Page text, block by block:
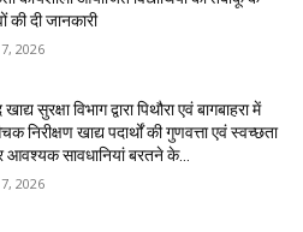
की दी जानकारी
2026
सुरक्षा विभाग द्वारा पिथौरा एवं बागबाहरा में
निरीक्षण खाद्य पदार्थों की गुणवत्ता एवं स्वच्छता
सावधानियां बरतने के...
2026